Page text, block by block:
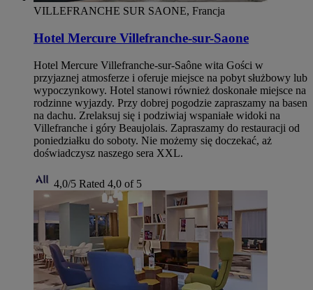
VILLEFRANCHE SUR SAONE, Francja
Hotel Mercure Villefranche-sur-Saone
Hotel Mercure Villefranche-sur-Saône wita Gości w
przyjaznej atmosferze i oferuje miejsce na pobyt służbowy lub
wypoczynkowy. Hotel stanowi również doskonałe miejsce na
rodzinne wyjazdy. Przy dobrej pogodzie zapraszamy na basen
na dachu. Zrelaksuj się i podziwiaj wspaniałe widoki na
Villefranche i góry Beaujolais. Zapraszamy do restauracji od
poniedziałku do soboty. Nie możemy się doczekać, aż
doświadczysz naszego sera XXL.
4,0/5 Rated 4,0 of 5